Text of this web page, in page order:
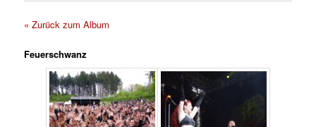
« Zurück zum Album
Feuerschwanz